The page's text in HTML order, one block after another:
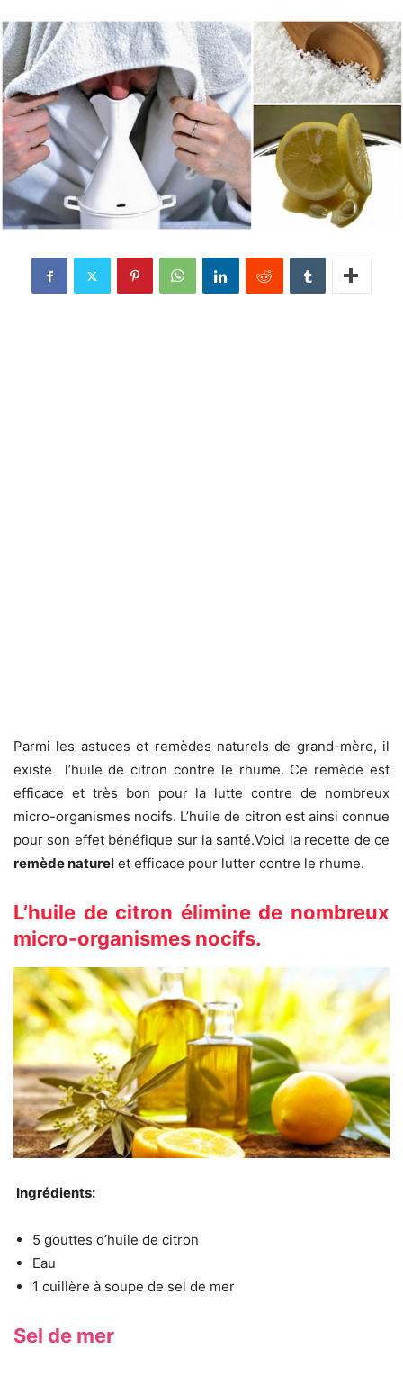
Parmi les astuces et remèdes naturels de grand-mère, il
existe l’huile de citron contre le rhume. Ce remède est
efficace et très bon pour la lutte contre de nombreux
micro-organismes nocifs. L’huile de citron est ainsi connue
pour son effet bénéfique sur la santé.Voici la recette de ce
remède naturel et efficace pour lutter contre le rhume.
L’huile de citron élimine de nombreux
micro-organismes nocifs.
Ingrédients:
5 gouttes d’huile de citron
Eau
1 cuillère à soupe de sel de mer
Sel de mer